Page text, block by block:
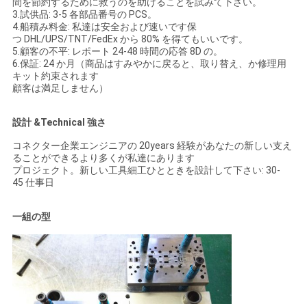
間を節約するために救うのを助けることを試みて下さい。
3.試供品: 3-5 各部品番号の PCS。
4.船積み料金: 私達は安全および速いです保
つ DHL/UPS/TNT/FedEx から 80% を得てもいいです。
5.顧客の不平: レポート 24-48 時間の応答 8D の。
6.保証: 24 か月（商品はすみやかに戻ると、取り替え、か修理用
キット約束されます
顧客は満足しません）
設計 &Technical 強さ
コネクター企業エンジニアの 20years 経験があなたの新しい支え
ることができるより多くが私達にあります
プロジェクト。新しい工具細工ひとときを設計して下さい: 30-
45 仕事日
一組の型